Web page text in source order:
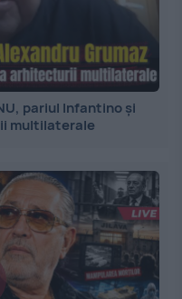
pariul Infantino și
multilaterale